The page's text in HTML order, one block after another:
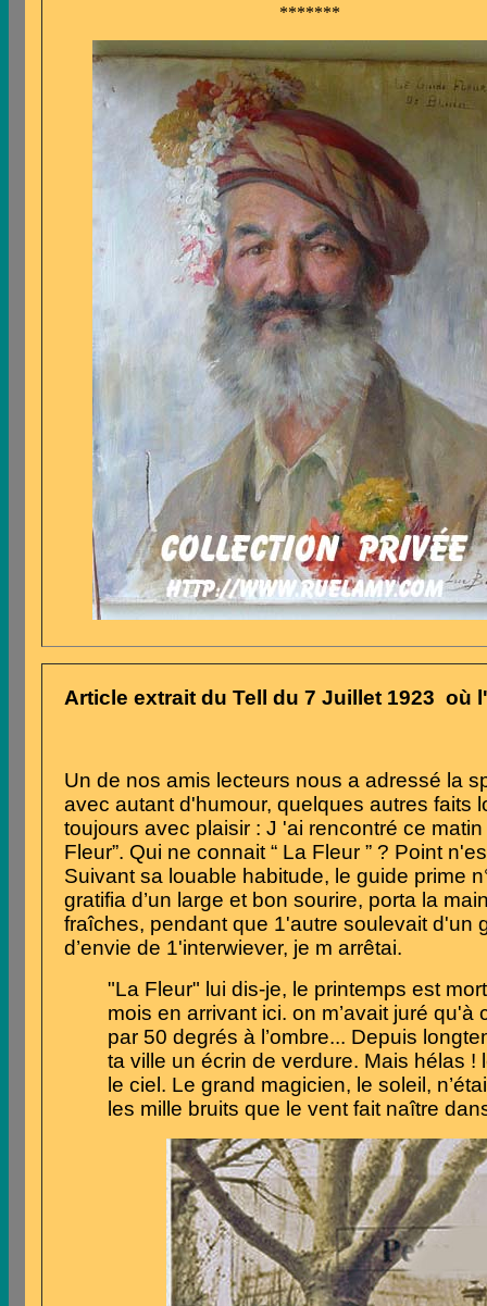
*******
Article extrait du Tell du 7 Juillet 1923 où
Un de nos amis lecteurs nous a adressé la
avec autant d'humour, quelques autres faits
toujours avec plaisir : J 'ai rencontré ce matin
Fleur”. Qui ne connait “ La Fleur ” ? Point n'
Suivant sa louable habitude, le guide prime
gratifia d’un large et bon sourire, porta la
fraîches, pendant que 1'autre soulevait d'un
d’envie de 1'interwiever, je m arrêtai.
"La Fleur" lui dis-je, le printemps est
mois en arrivant ici. on m’avait juré
par 50 degrés à l’ombre... Depuis
ta ville un écrin de verdure. Mais hélas !
le ciel. Le grand magicien, le soleil,
les mille bruits que le vent fait naître